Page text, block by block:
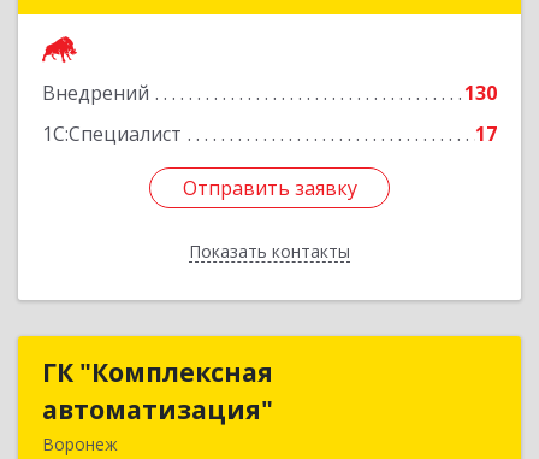
Внедрений
130
1С:Специалист
17
Отправить заявку
Показать контакты
Отправить заявку
Назад
ГК "Комплексная
автоматизация"
Воронеж
ГК "Комплексная
автоматизация"